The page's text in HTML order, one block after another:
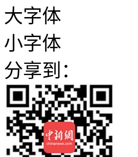
大字体
小字体
分享到：